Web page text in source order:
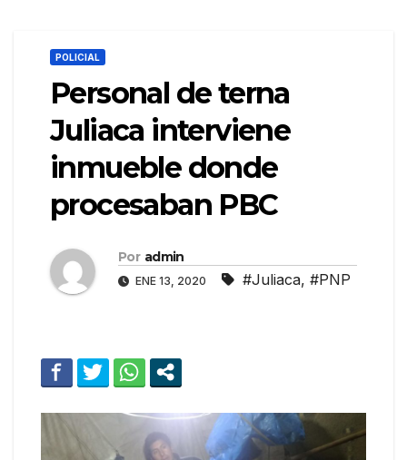
POLICIAL
Personal de terna
Juliaca interviene
inmueble donde
procesaban PBC
Por admin
ENE 13, 2020 #Juliaca, #PNP